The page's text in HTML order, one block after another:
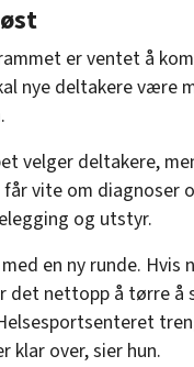
er ventet å
nye deltakere være
velger deltakere,
vite om diagnoser
og utstyr.
en ny runde. Hvis
det nettopp å tørre å
klar over, sier hun.